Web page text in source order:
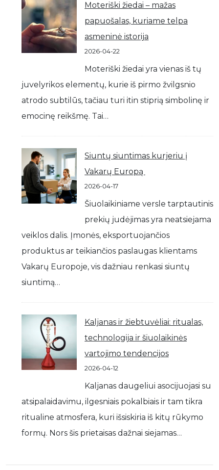
Moteriški žiedai – mažas
papuošalas, kuriame telpa
asmeninė istorija
2026-04-22
Moteriški žiedai yra vienas iš tų
juvelyrikos elementų, kurie iš pirmo žvilgsnio
atrodo subtilūs, tačiau turi itin stiprią simbolinę ir
emocinę reikšmę. Tai…
Siuntų siuntimas kurjeriu į
Vakarų Europą
2026-04-17
Šiuolaikiniame versle tarptautinis
prekių judėjimas yra neatsiejama
veiklos dalis. Įmonės, eksportuojančios
produktus ar teikiančios paslaugas klientams
Vakarų Europoje, vis dažniau renkasi siuntų
siuntimą…
Kaljanas ir žiebtuvėliai: ritualas,
technologija ir šiuolaikinės
vartojimo tendencijos
2026-04-12
Kaljanas daugeliui asocijuojasi su
atsipalaidavimu, ilgesniais pokalbiais ir tam tikra
ritualine atmosfera, kuri išsiskiria iš kitų rūkymo
formų. Nors šis prietaisas dažnai siejamas…